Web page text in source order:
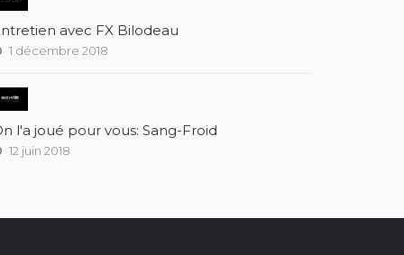
avec FX Bilodeau
1 décembre 2018
l'a joué pour vous: Sang-Froid
12 juin 2018